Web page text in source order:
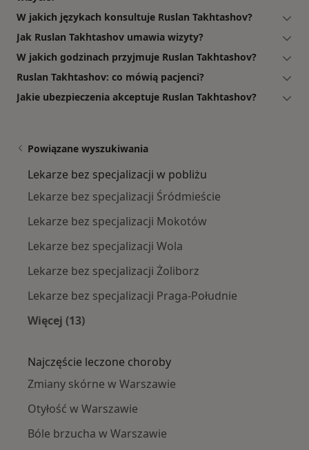
W jakich językach konsultuje Ruslan Takhtashov?
Jak Ruslan Takhtashov umawia wizyty?
W jakich godzinach przyjmuje Ruslan Takhtashov?
Ruslan Takhtashov: co mówią pacjenci?
Jakie ubezpieczenia akceptuje Ruslan Takhtashov?
Powiązane wyszukiwania
Lekarze bez specjalizacji w pobliżu
Lekarze bez specjalizacji Śródmieście
Lekarze bez specjalizacji Mokotów
Lekarze bez specjalizacji Wola
Lekarze bez specjalizacji Żoliborz
Lekarze bez specjalizacji Praga-Południe
Więcej (13)
Najczęście leczone choroby
Zmiany skórne w Warszawie
Otyłość w Warszawie
Bóle brzucha w Warszawie